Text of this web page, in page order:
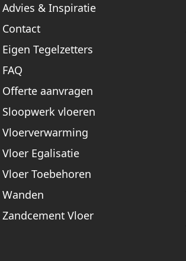
Advies & Inspiratie
Contact
Eigen Tegelzetters
FAQ
Offerte aanvragen
Sloopwerk vloeren
Vloerverwarming
Vloer Egalisatie
Vloer Toebehoren
Wanden
Zandcement Vloer